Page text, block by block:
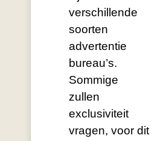
verschillende
soorten
advertentie
bureau’s.
Sommige
zullen
exclusiviteit
vragen, voor dit